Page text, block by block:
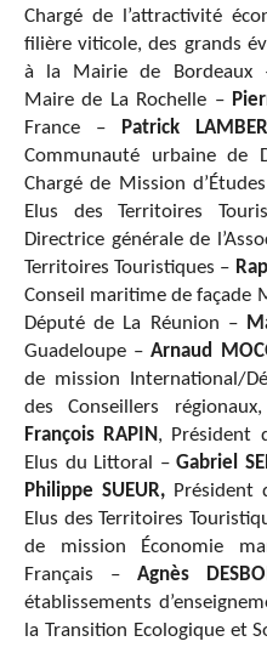
Chargé de l’attractivité
filière viticole, des grands
à la Mairie de Bordeaux
Maire de La Rochelle –
France – Patrick
Communauté urbaine de
Chargé de Mission
Elus des Territoires
Directrice générale de
Territoires Touristiques –
Conseil maritime de façade
Député de La Réunion –
Guadeloupe –Arnaud
de mission International/
des Conseillers
François RAPIN, Président
Elus du Littoral –Gabriel
Philippe SUEUR, Président
Elus des Territoires
de mission Économie
Français –Agnès
établissements
la Transition Ecologique et